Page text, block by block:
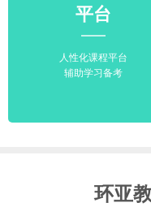
平台
人性化课程平台
辅助学习备考
环亚